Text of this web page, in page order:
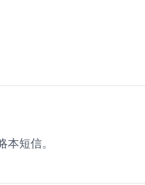
短信。